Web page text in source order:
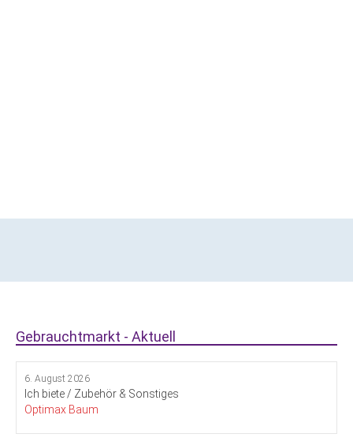
Gebrauchtmarkt - Aktuell
6. August 2026
Ich biete / Zubehör & Sonstiges
Optimax Baum